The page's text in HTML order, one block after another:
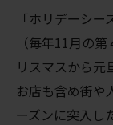
「ホリデーシ
（毎年11月の
リスマスから元
お店も含め街や
ーズンに突入し